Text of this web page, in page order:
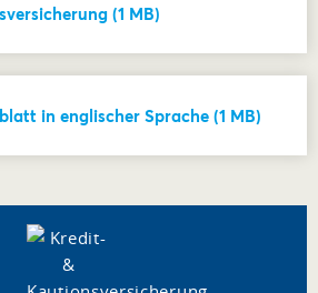
(1 MB)
in englischer Sprache (1 MB)